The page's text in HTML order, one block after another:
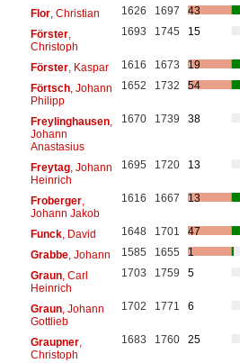
Flor, Christian 1626 1697
43
Förster,
Christoph
1693 1745 15
Förster, Kaspar 1616 1673
19
Förtsch, Johann
Philipp
1652 1732 54
Freylinghausen,
Johann
Anastasius
1670 1739 38
Freytag, Johann
Heinrich
1695 1720 13
Froberger,
Johann Jakob
1616 1667 13
Funck, David 1648 1701
47
Grabbe, Johann 1585 1655
1
Graun, Carl
Heinrich
1703 1759 5
Graun, Johann
Gottlieb
1702 1771 6
Graupner,
Christoph
1683 1760 25